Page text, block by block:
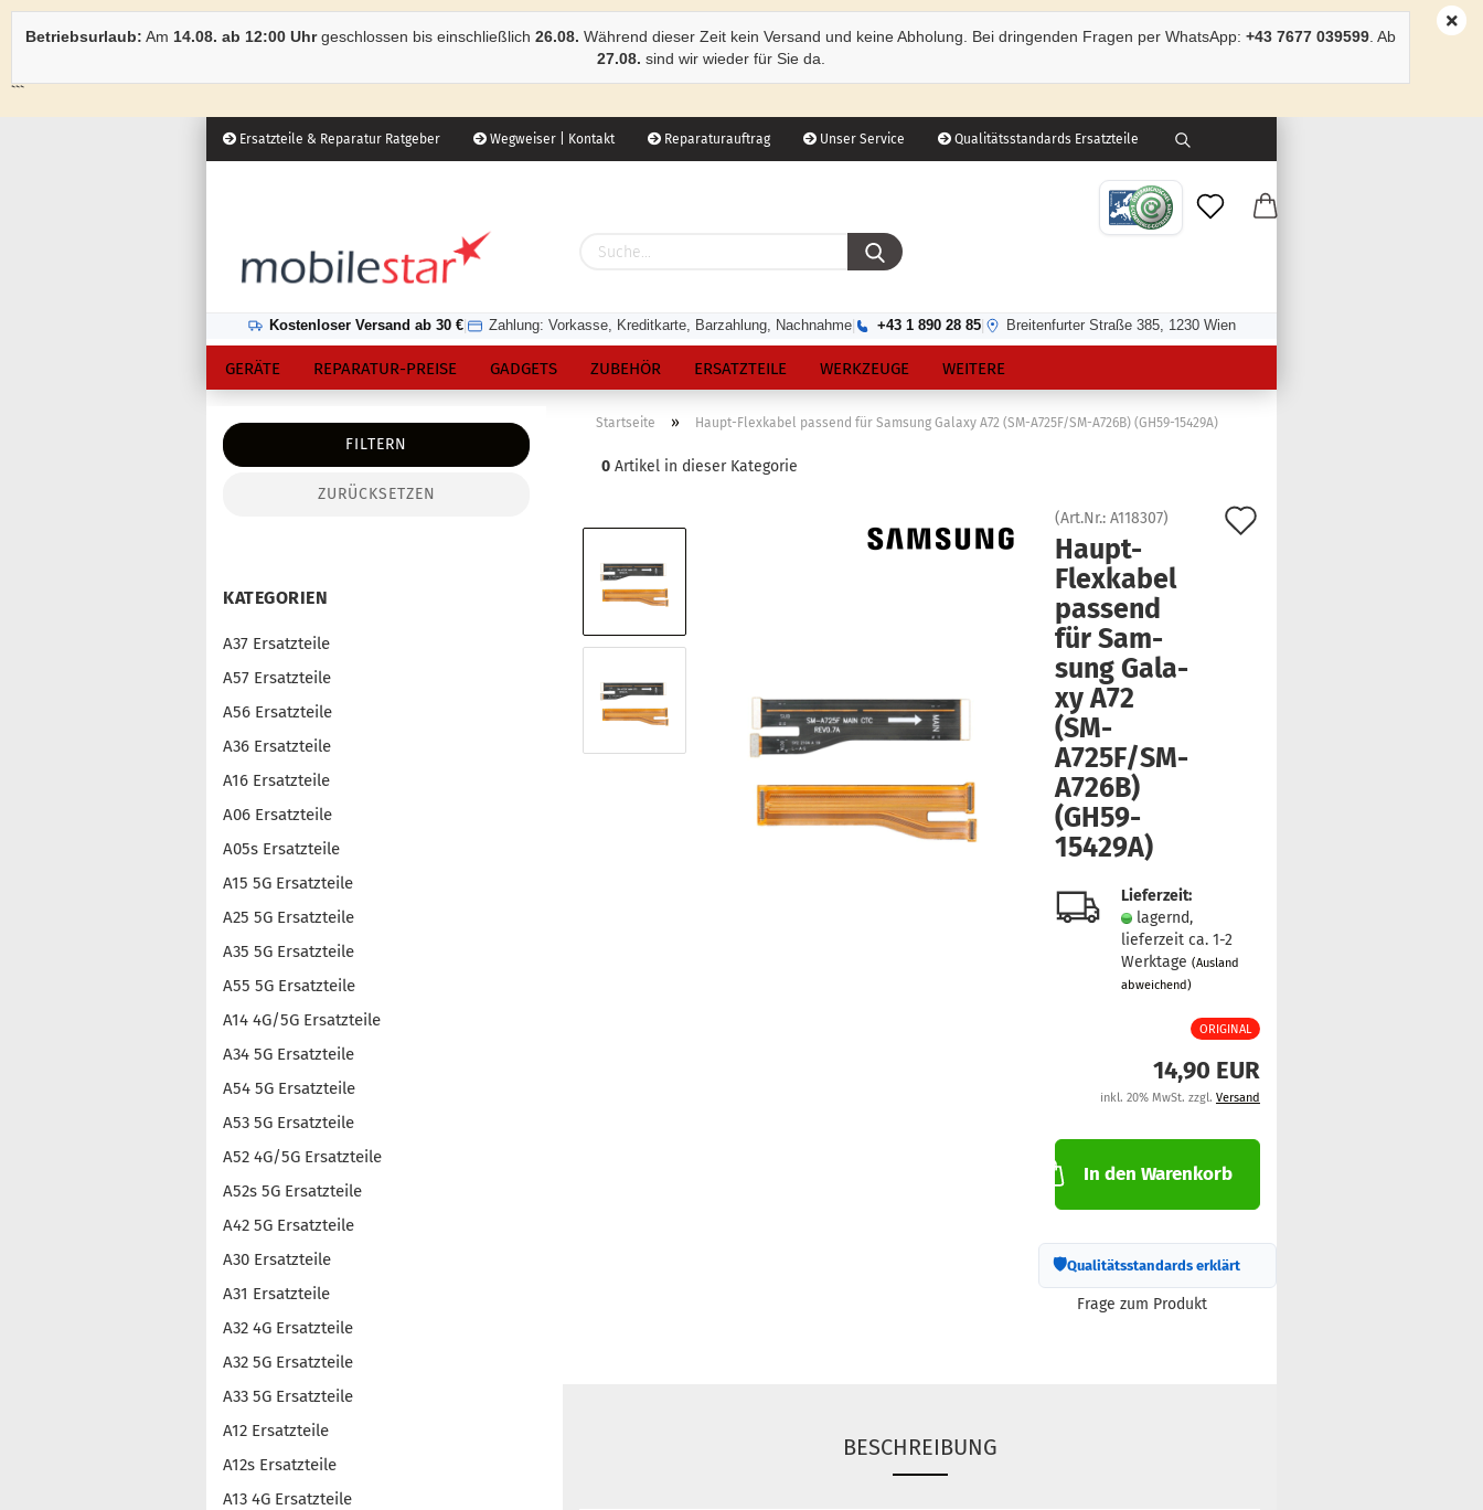
Ersatzteile & Reparatur Ratgeber Wegweiser | Kontakt Reparaturauftrag Unser Service Qualitätsstandards Ersatzteile
Kostenloser Versand ab 30 € Zahlung: Vorkasse, Kreditkarte, Barzahlung, Nachnahme +43 1 890 28 85 Breitenfurter Straße 385, 1230 Wien
Betriebsurlaub: Am 14.08. ab 12:00 Uhrgeschlossen bis einschließlich 26.08. Während dieser Zeit kein Versand und keine Abholung. Bei dringenden Fragen per WhatsApp: +43 7677 039599 . Ab
27.08. sind wir wieder für Sie da.
```
GERÄTE REPARATUR-PREISE GADGETS ZUBEHÖR ERSATZTEILE WERKZEUGE WEITERE
Startseite » Haupt-Flexkabel passend für Samsung Galaxy A72 (SM-A725F/SM-A726B) (GH59-15429A)
0 Artikel in dieser Kategorie
(Art.Nr.:A118307)
Haupt-​
Flexkabel
pas­send
für Sam­
sung Ga­la­
xy A72
(SM-​
A725F/SM-​
A726B)
(GH59-​
15429A)
Lieferzeit:
lagernd,
lieferzeit ca. 1-2
Werktage(Ausland
abweichend)
ORIGINAL
14,90 EUR
inkl. 20% MwSt. zzgl. Versand
In den Warenkorb
🛡Qualitätsstandards erklärt
Frage zum Produkt
BESCHREIBUNG
FILTERN
ZURÜCKSETZEN
KATEGORIEN
A37 Ersatzteile
A57 Ersatzteile
A56 Ersatzteile
A36 Ersatzteile
A16 Ersatzteile
A06 Ersatzteile
A05s Ersatzteile
A15 5G Ersatzteile
A25 5G Ersatzteile
A35 5G Ersatzteile
A55 5G Ersatzteile
A14 4G/5G Ersatzteile
A34 5G Ersatzteile
A54 5G Ersatzteile
A53 5G Ersatzteile
A52 4G/5G Ersatzteile
A52s 5G Ersatzteile
A42 5G Ersatzteile
A30 Ersatzteile
A31 Ersatzteile
A32 4G Ersatzteile
A32 5G Ersatzteile
A33 5G Ersatzteile
A12 Ersatzteile
A12s Ersatzteile
A13 4G Ersatzteile